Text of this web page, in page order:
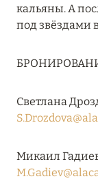
11 декабря 2024
КОНЦЕПЦИЯ
Подробнее
27 сентября 2024
HÔTEL
кальяны. А
под звёздами
Светлана
Микаил